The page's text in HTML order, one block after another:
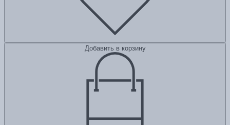
Добавить в корзину